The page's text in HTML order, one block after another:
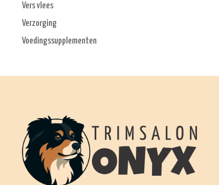
Vers vlees
Verzorging
Voedingssupplementen